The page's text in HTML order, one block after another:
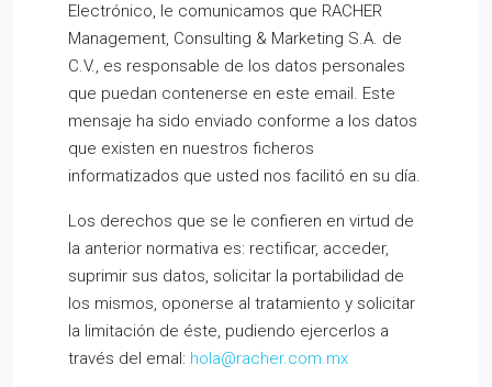
Electrónico, le comunicamos que RACHER
Management, Consulting & Marketing S.A. de
C.V., es responsable de los datos personales
que puedan contenerse en este email. Este
mensaje ha sido enviado conforme a los datos
que existen en nuestros ficheros
informatizados que usted nos facilitó en su día.
Los derechos que se le confieren en virtud de
la anterior normativa es: rectificar, acceder,
suprimir sus datos, solicitar la portabilidad de
los mismos, oponerse al tratamiento y solicitar
la limitación de éste, pudiendo ejercerlos a
través del emal: hola@racher.com.mx